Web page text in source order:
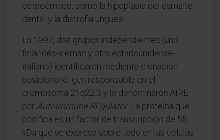
ectodérmico, como la hipoplasia del esmalte
dental y la distrofia ungueal.
En 1997, dos grupos independientes (uno
finlandés-alemán y otro estadounidense-
italiano) identificaron mediante clonación
posicional el gen responsable en el
cromosoma 21q22.3 y lo denominaron AIRE,
por AutoImmune REgulator. La proteína que
codifica es un factor de transcripción de 55
kDa que se expresa sobre todo en las células